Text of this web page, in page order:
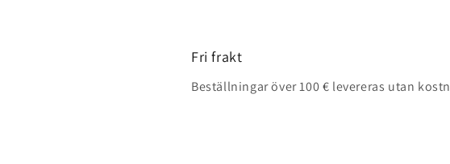
Fri frakt
Beställningar över 100 € levereras utan